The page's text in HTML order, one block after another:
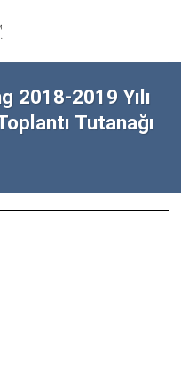
2018-2019 Yılı
Tutanağı